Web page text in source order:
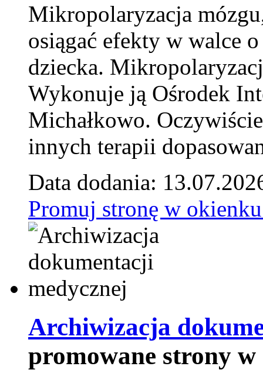
Mikropolaryzacja
osiągać efekty w walce
dziecka.
Wykonuje ją Ośrodek
Michałkowo.
innych terapii
Data dodania:
Promuj stronę w
Archiwizacja
promowane strony